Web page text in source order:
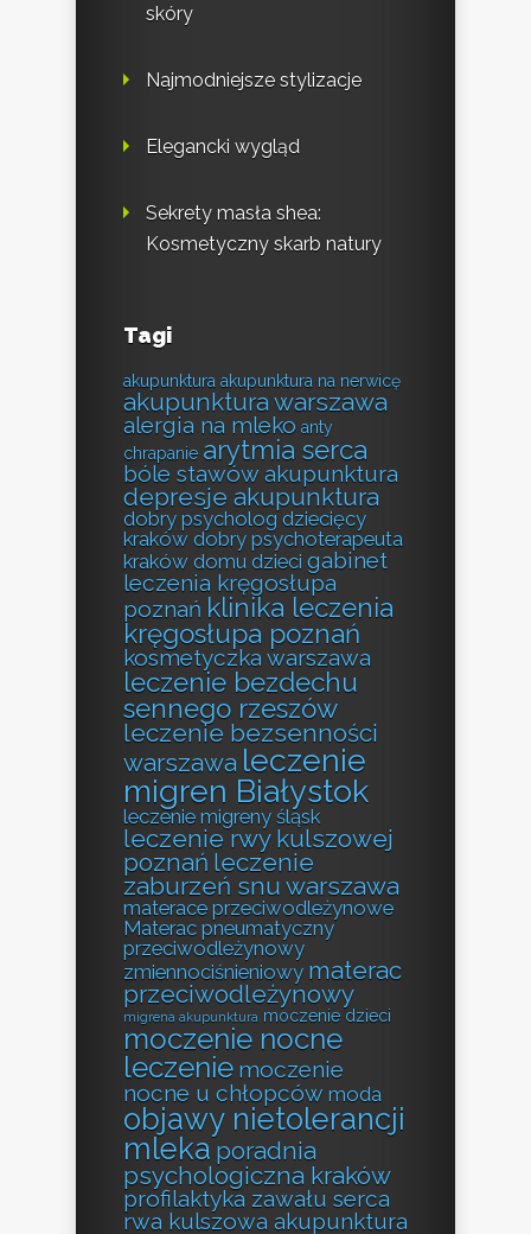
skóry
Najmodniejsze stylizacje
Elegancki wygląd
Sekrety masła shea:
Kosmetyczny skarb natury
Tagi
akupunktura akupunktura na nerwicę
akupunktura warszawa
alergia na mleko anty
chrapanie arytmia serca
bóle stawów akupunktura
depresje akupunktura
dobry psycholog dziecięcy
kraków dobry psychoterapeuta
kraków domu dzieci gabinet
leczenia kręgosłupa
poznań klinika leczenia
kręgosłupa poznań
kosmetyczka warszawa
leczenie bezdechu
sennego rzeszów
leczenie bezsenności
warszawa leczenie
migren Białystok
leczenie migreny śląsk
leczenie rwy kulszowej
poznań leczenie
zaburzeń snu warszawa
materace przeciwodleżynowe
Materac pneumatyczny
przeciwodleżynowy
zmiennociśnieniowy materac
przeciwodleżynowy
migrena akupunktura moczenie dzieci
moczenie nocne
leczenie moczenie
nocne u chłopców moda
objawy nietolerancji
mleka poradnia
psychologiczna kraków
profilaktyka zawału serca
rwa kulszowa akupunktura